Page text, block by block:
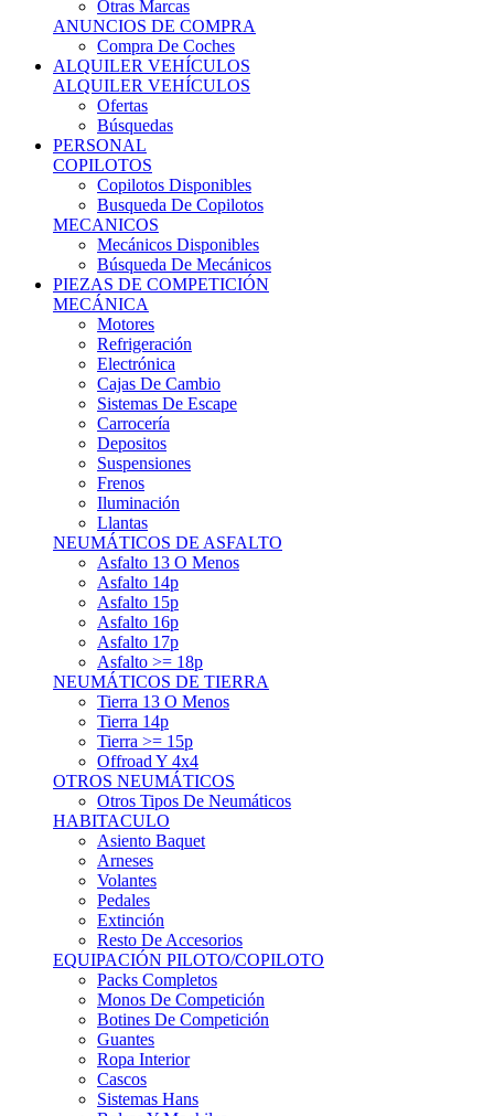
Otras Marcas
ANUNCIOS DE COMPRA
Compra De Coches
ALQUILER VEHÍCULOS
ALQUILER VEHÍCULOS
Ofertas
Búsquedas
PERSONAL
COPILOTOS
Copilotos Disponibles
Busqueda De Copilotos
MECANICOS
Mecánicos Disponibles
Búsqueda De Mecánicos
PIEZAS DE COMPETICIÓN
MECÁNICA
Motores
Refrigeración
Electrónica
Cajas De Cambio
Sistemas De Escape
Carrocería
Depositos
Suspensiones
Frenos
Iluminación
Llantas
NEUMÁTICOS DE ASFALTO
Asfalto 13 O Menos
Asfalto 14p
Asfalto 15p
Asfalto 16p
Asfalto 17p
Asfalto >= 18p
NEUMÁTICOS DE TIERRA
Tierra 13 O Menos
Tierra 14p
Tierra >= 15p
Offroad Y 4x4
OTROS NEUMÁTICOS
Otros Tipos De Neumáticos
HABITACULO
Asiento Baquet
Arneses
Volantes
Pedales
Extinción
Resto De Accesorios
EQUIPACIÓN PILOTO/COPILOTO
Packs Completos
Monos De Competición
Botines De Competición
Guantes
Ropa Interior
Cascos
Sistemas Hans